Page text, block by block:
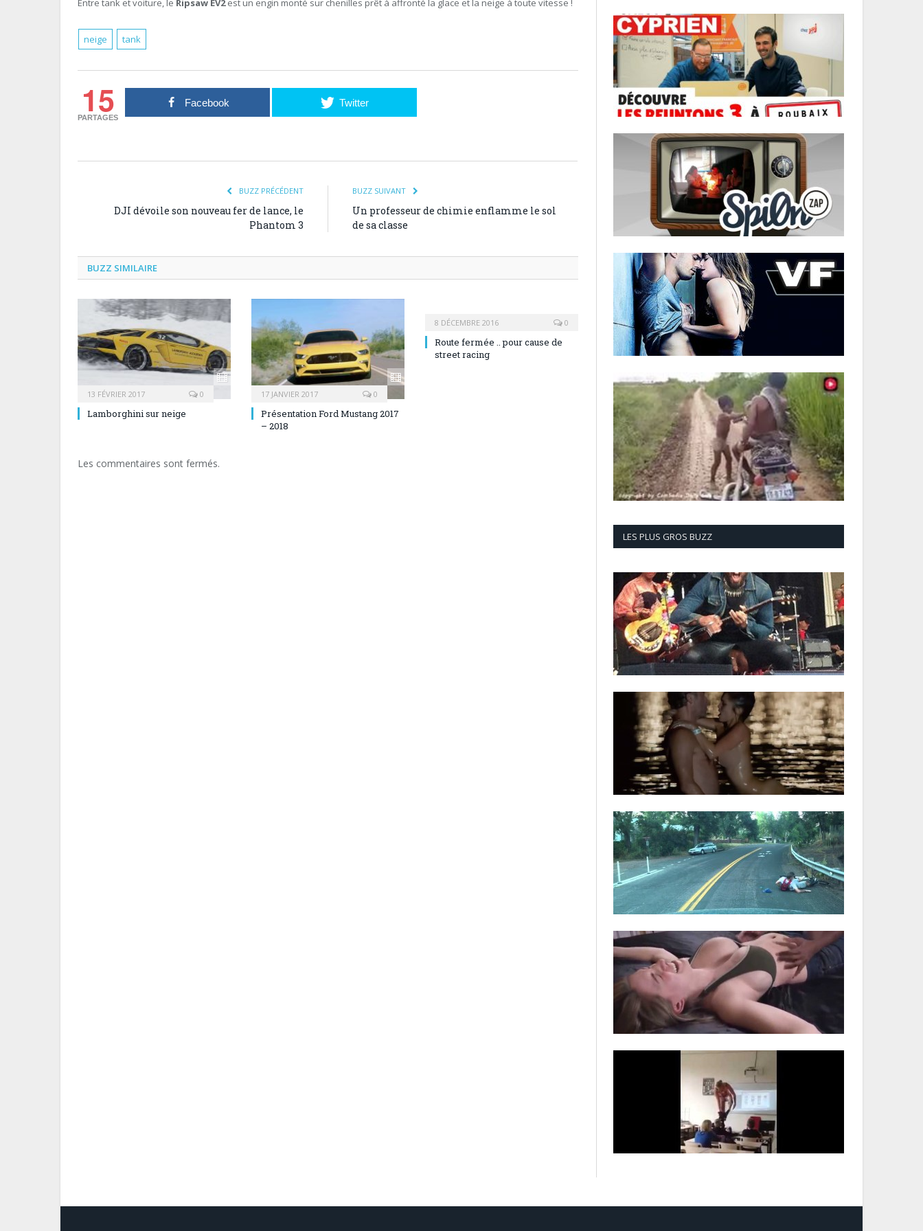
Entre tank et voiture, le Ripsaw EV2est un engin monté sur chenilles prêt à affronté la glace et la neige à toute vitesse !
neige tank
15
PARTAGES
Facebook Twitter
BUZZ PRÉCÉDENT
DJI dévoile son nouveau fer de lance, le
Phantom 3
BUZZ SUIVANT
Un professeur de chimie enflamme le sol
de sa classe
BUZZ SIMILAIRE
13 FÉVRIER 2017 0
Lamborghini sur neige
17 JANVIER 2017 0
Présentation Ford Mustang 2017
– 2018
8 DÉCEMBRE 2016 0
Route fermée .. pour cause de
street racing
Les commentaires sont fermés.
LES PLUS GROS BUZZ